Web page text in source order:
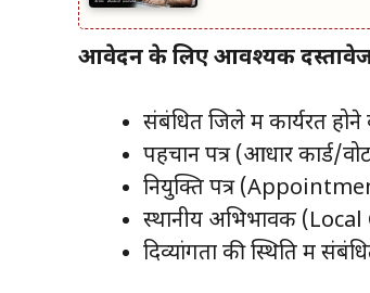
आवेदन के लिए आवश्यक
संबंधित जिले में कार्यरत होने
पहचान पत्र (आधार कार्ड/
नियुक्ति पत्र
स्थानीय अभिभावक (Local
दिव्यांगता की स्थिति में